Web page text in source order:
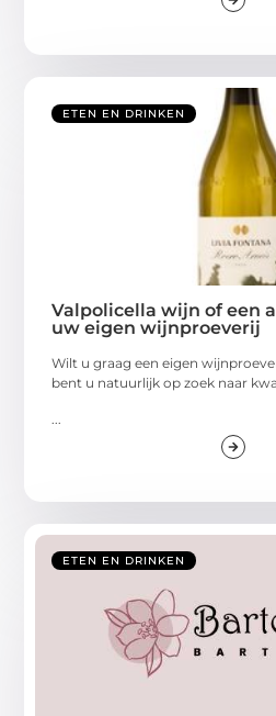
ETEN EN DRINKEN
Valpolicella wijn of een
uw eigen wijnproeverij
Wilt u graag een eigen
bent u natuurlijk op zoek naar
ETEN EN DRINKEN